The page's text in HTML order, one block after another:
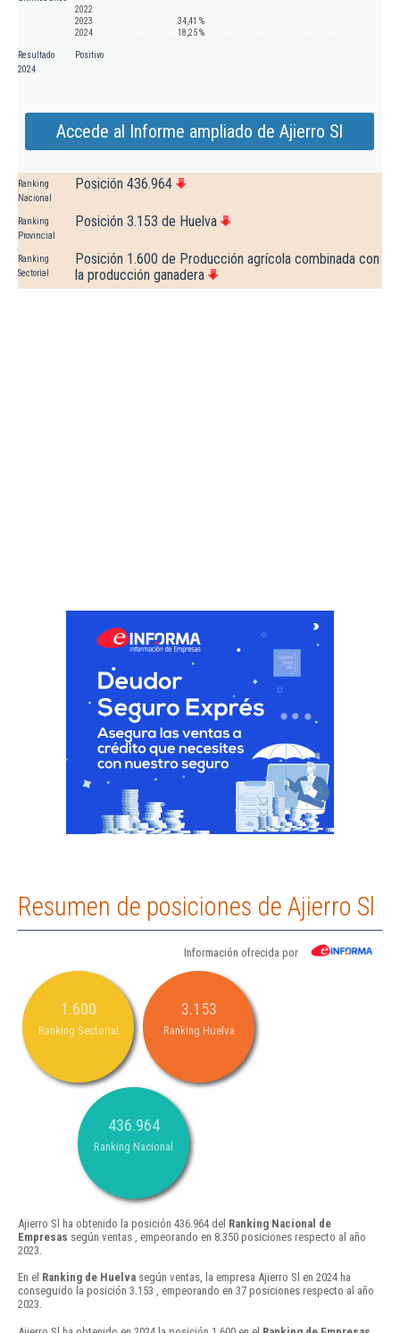
2022
2023
34,41 %
2024
18,25 %
Resultado
2024
Positivo
Accede al Informe ampliado de Ajierro Sl
Ranking
Nacional
Posición 436.964
Ranking
Provincial
Posición 3.153 de Huelva
Ranking
Sectorial
Posición 1.600 de Producción agrícola combinada con
la producción ganadera
Resumen de posiciones de Ajierro Sl
Información ofrecida por
1.600
Ranking Sectorial
3.153
Ranking Huelva
436.964
Ranking Nacional
Ajierro Sl ha obtenido la posición 436.964 del Ranking Nacional de
Empresas según ventas , empeorando en 8.350 posiciones respecto al año
2023.
En el Ranking de Huelva según ventas, la empresa Ajierro Sl en 2024 ha
conseguido la posición 3.153 , empeorando en 37 posiciones respecto al año
2023.